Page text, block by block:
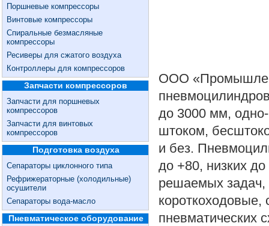
Поршневые компрессоры
Винтовые компрессоры
Спиральные безмасляные
компрессоры
Ресиверы для сжатого воздуха
Контроллеры для компрессоров
Запчасти компрессоров
Запчасти для поршневых
компрессоров
Запчасти для винтовых
компрессоров
Подготовка воздуха
Сепараторы циклонного типа
Рефрижераторные (холодильные)
осушители
Сепараторы вода-масло
Пневматическое оборудование
ООО
до 3000 мм, одно-
штоком,
и без.
до +80, низких
решаемых задач,
пневматических